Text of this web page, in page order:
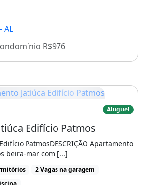
Piscina
AL
R$976
Jatiúca Edifício Patmos Aluguel
Edifício Patmos
PatmosDESCRIÇÃO Apartamento
beira-mar com [...]
2 Vagas na garagem